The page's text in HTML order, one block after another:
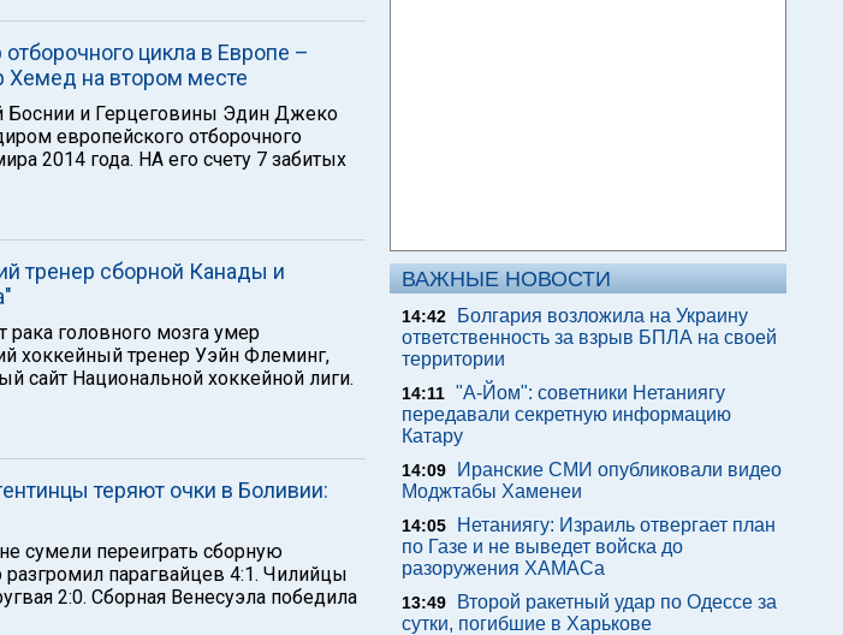
цикла в Европе –
на втором месте
Боснии и Герцеговины Эдин Джеко
европейского отборочного
2014 года. НА его счету 7 забитых
тренер сборной Канады и
рака головного мозга умер
хоккейный тренер Уэйн Флеминг,
сайт Национальной хоккейной лиги.
теряют очки в Боливии:
сумели переиграть сборную
парагвайцев 4:1. Чилийцы
2:0. Сборная Венесуэла победила
ВАЖНЫЕ НОВОСТИ
14:42
Болгария возложила на Украину
ответственность за взрыв БПЛА на своей
территории
14:11 "А-Йом": советники Нетаниягу
передавали секретную информацию
Катару
14:09
Иранские СМИ опубликовали видео
Моджтабы Хаменеи
14:05
Нетаниягу: Израиль отвергает план
по Газе и не выведет войска до
разоружения ХАМАСа
13:49
Второй ракетный удар по Одессе за
сутки, погибшие в Харькове